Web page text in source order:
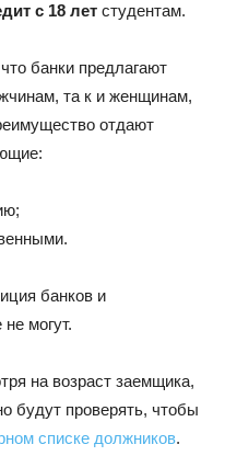
с 18 лет студентам.
банки предлагают
та к и женщинам,
отдают
банков и
могут.
на возраст заемщика,
будут проверять, чтобы
списке должников.